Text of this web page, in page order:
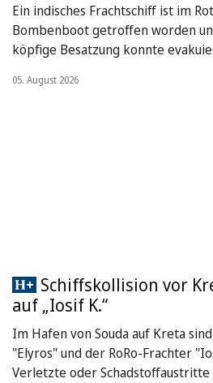
Ein indisches Frachtschiff ist im
Bombenboot getroffen worden
köpfige Besatzung konnte
05. August 2026
Schiffskollision vor
auf „Iosif K.“
Im Hafen von Souda auf Kreta
"Elyros" und der RoRo-Frachter
Verletzte oder